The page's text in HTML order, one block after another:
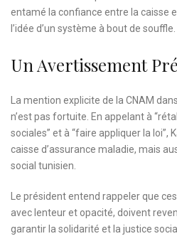
entamé la confiance entre la caisse
l’idée d’un système à bout de souffle.
Un Avertissement
La mention explicite de la CNAM
n’est pas fortuite. En appelant à
sociales” et à “faire appliquer la loi”,
caisse d’assurance maladie, mais
social tunisien.
Le président entend rappeler que
avec lenteur et opacité, doivent
garantir la solidarité et la justice